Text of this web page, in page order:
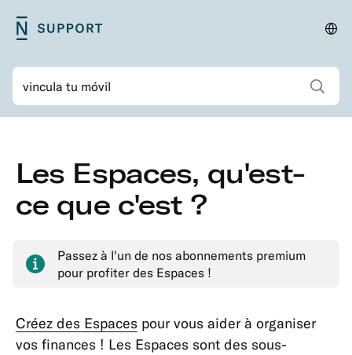
Navigation
Aller
au
contenu
principal
Rechercher Voir tous
secondaire
au
contenu
principal
Sécurité
Compte
Informations
personnelles
&
Formules
Les Espaces, qu'est-
ce que c'est ?
Passez à l'un de nos abonnements premium
pour profiter des Espaces !
Créez des Espaces pour vous aider à organiser
vos finances ! Les Espaces sont des sous-